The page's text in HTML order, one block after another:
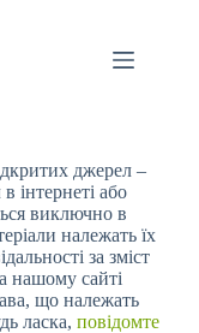
джерел –
інтернеті або
виключно в
належать їх
за зміст
нашому сайті
що належать
ласка, повідомте